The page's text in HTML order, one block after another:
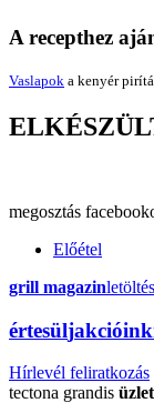
A recepthez
Vaslapok a kenyér
megosztás
Előétel
grill magazinletöltés
értesülj
Hírlevél feliratkozás
tectona grandis